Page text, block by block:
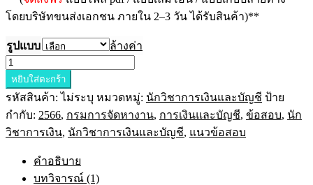
โดยบริษัทขนส่งเอกชน ภายใน 2–3 วัน ได้รับสินค้า)**
รูปแบบ
ล้างค่า
จำนวน
แนว
ข้อสอบ
นัก
วิชาการ
หยิบใส่ตะกร้า
รหัสสินค้า:ไม่ระบุ หมวดหมู่: นักวิชาการเงินและบัญชี ป้าย
กำกับ: 2566, กรมการจัดหางาน, การเงินและบัญชี, ข้อสอบ, นัก
วิชาการเงิน, นักวิชาการเงินและบัญชี, แนวข้อสอบ
คำอธิบาย
บทวิจารณ์ (1)